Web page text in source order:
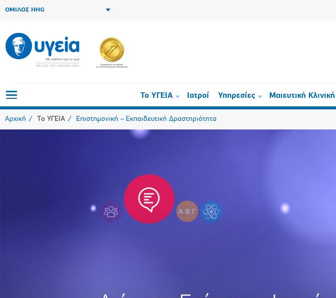
ΟΜΙΛΟΣ HHG
Το ΥΓΕΙΑ Ιατροί Υπηρεσίες Μαιευτική Κλινική
Αρχική Το ΥΓΕΙΑ Επιστημονική – Εκπαιδευτική Δραστηριότητα